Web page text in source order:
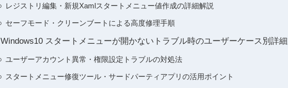
レジストリ編集・新規Xamlスタートメニュー値作成の詳細解説
セーフモード・クリーンブートによる高度修理手順
Windows10 スタートメニューが開かないトラブル時のユーザーケース別詳
ユーザーアカウント異常・権限設定トラブルの対処法
スタートメニュー修復ツール・サードパーティアプリの活用ポイント